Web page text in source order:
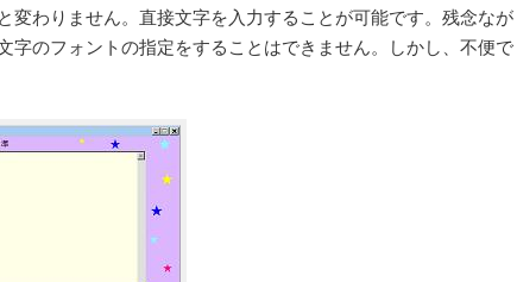
変わりません。直接文字を入力することが可能です。残念なが
字のフォントの指定をすることはできません。しかし、不便で